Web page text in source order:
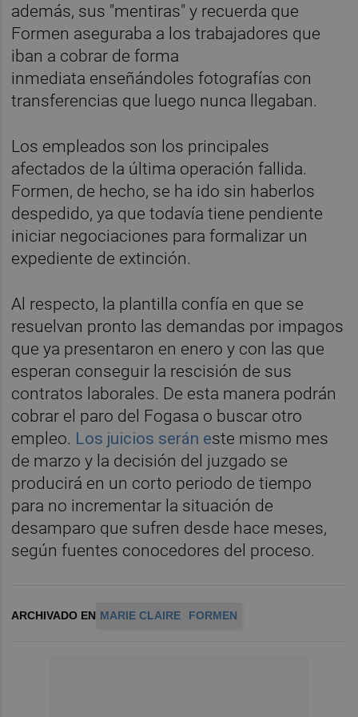
además, sus "mentiras" y recuerda que
Formen aseguraba a los trabajadores que
iban a cobrar de forma
inmediata enseñándoles fotografías con
transferencias que luego nunca llegaban.
Los empleados son los principales
afectados de la última operación fallida.
Formen, de hecho, se ha ido sin haberlos
despedido, ya que todavía tiene pendiente
iniciar negociaciones para formalizar un
expediente de extinción.
Al respecto, la plantilla confía en que se
resuelvan pronto las demandas por impagos
que ya presentaron en enero y con las que
esperan conseguir la rescisión de sus
contratos laborales. De esta manera podrán
cobrar el paro del Fogasa o buscar otro
empleo. Los juicios serán este mismo mes
de marzo y la decisión del juzgado se
producirá en un corto periodo de tiempo
para no incrementar la situación de
desamparo que sufren desde hace meses,
según fuentes conocedores del proceso.
ARCHIVADO EN MARIE CLAIRE FORMEN